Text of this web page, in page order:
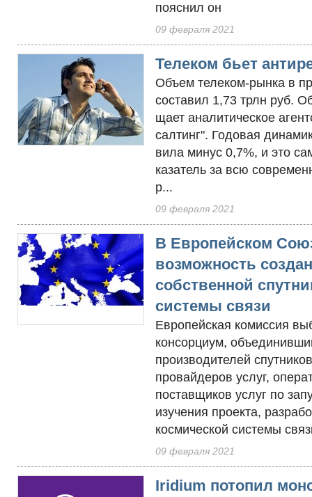
пояснил он
09 февраля 2021
Телеком бьет
Объ­ем те­леком-рын­ка в
сос­та­вил 1,73 трлн руб.
щает ана­лити­чес­кое
салтинг". Го­довая
вила ми­нус 0,7%, и это
каза­тель за всю
р...
09 февраля 2021
В Европейском
возможность
собственной
системы связи
Европейская комиссия
консорциум,
производителей
провайдеров услуг,
поставщиков услуг по
изучения проекта,
космической системы
09 февраля 2021
Iridium потопил